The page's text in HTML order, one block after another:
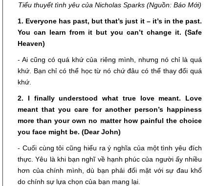
Tiểu thuyết tình yêu của Nicholas Sparks (Nguồn: Báo Mới)
1. Everyone has past, but that’s just it – it’s in the past.
You can learn from it but you can’t change it. (Safe
Heaven)
- Ai cũng có quá khứ của riêng mình, nhưng nó chỉ là quá
khứ. Bạn chỉ có thể học từ nó chứ đâu có thể thay đổi quá
khứ.
2. I finally understood what true love meant. Love
meant that you care for another person’s happiness
more than your own no matter how painful the choice
you face might be. (Dear John)
- Cuối cùng tôi cũng hiểu ra ý nghĩa của một tình yêu đích
thực. Yêu là khi bạn nghĩ về hạnh phúc của người ấy nhiều
hơn của chính mình, dù bạn phải đối mặt với sự đau khổ
do chính sự lựa chọn của bạn mang lại.